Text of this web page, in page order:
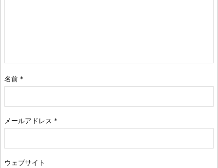
名前 *
メールアドレス *
ウェブサイト